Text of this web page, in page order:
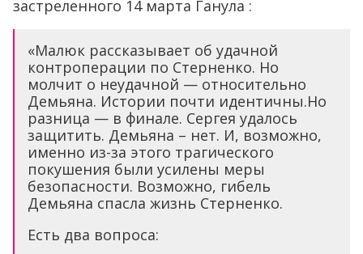
застреленного 14 марта Ганула :
«Малюк рассказывает об удачной
контроперации по Стерненко. Но
молчит о неудачной — относительно
Демьяна. Истории почти идентичны.Но
разница — в финале. Сергея удалось
защитить. Демьяна – нет. И, возможно,
именно из-за этого трагического
покушения были усилены меры
безопасности. Возможно, гибель
Демьяна спасла жизнь Стерненко.
Есть два вопроса: